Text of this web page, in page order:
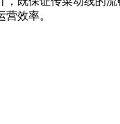
效率。